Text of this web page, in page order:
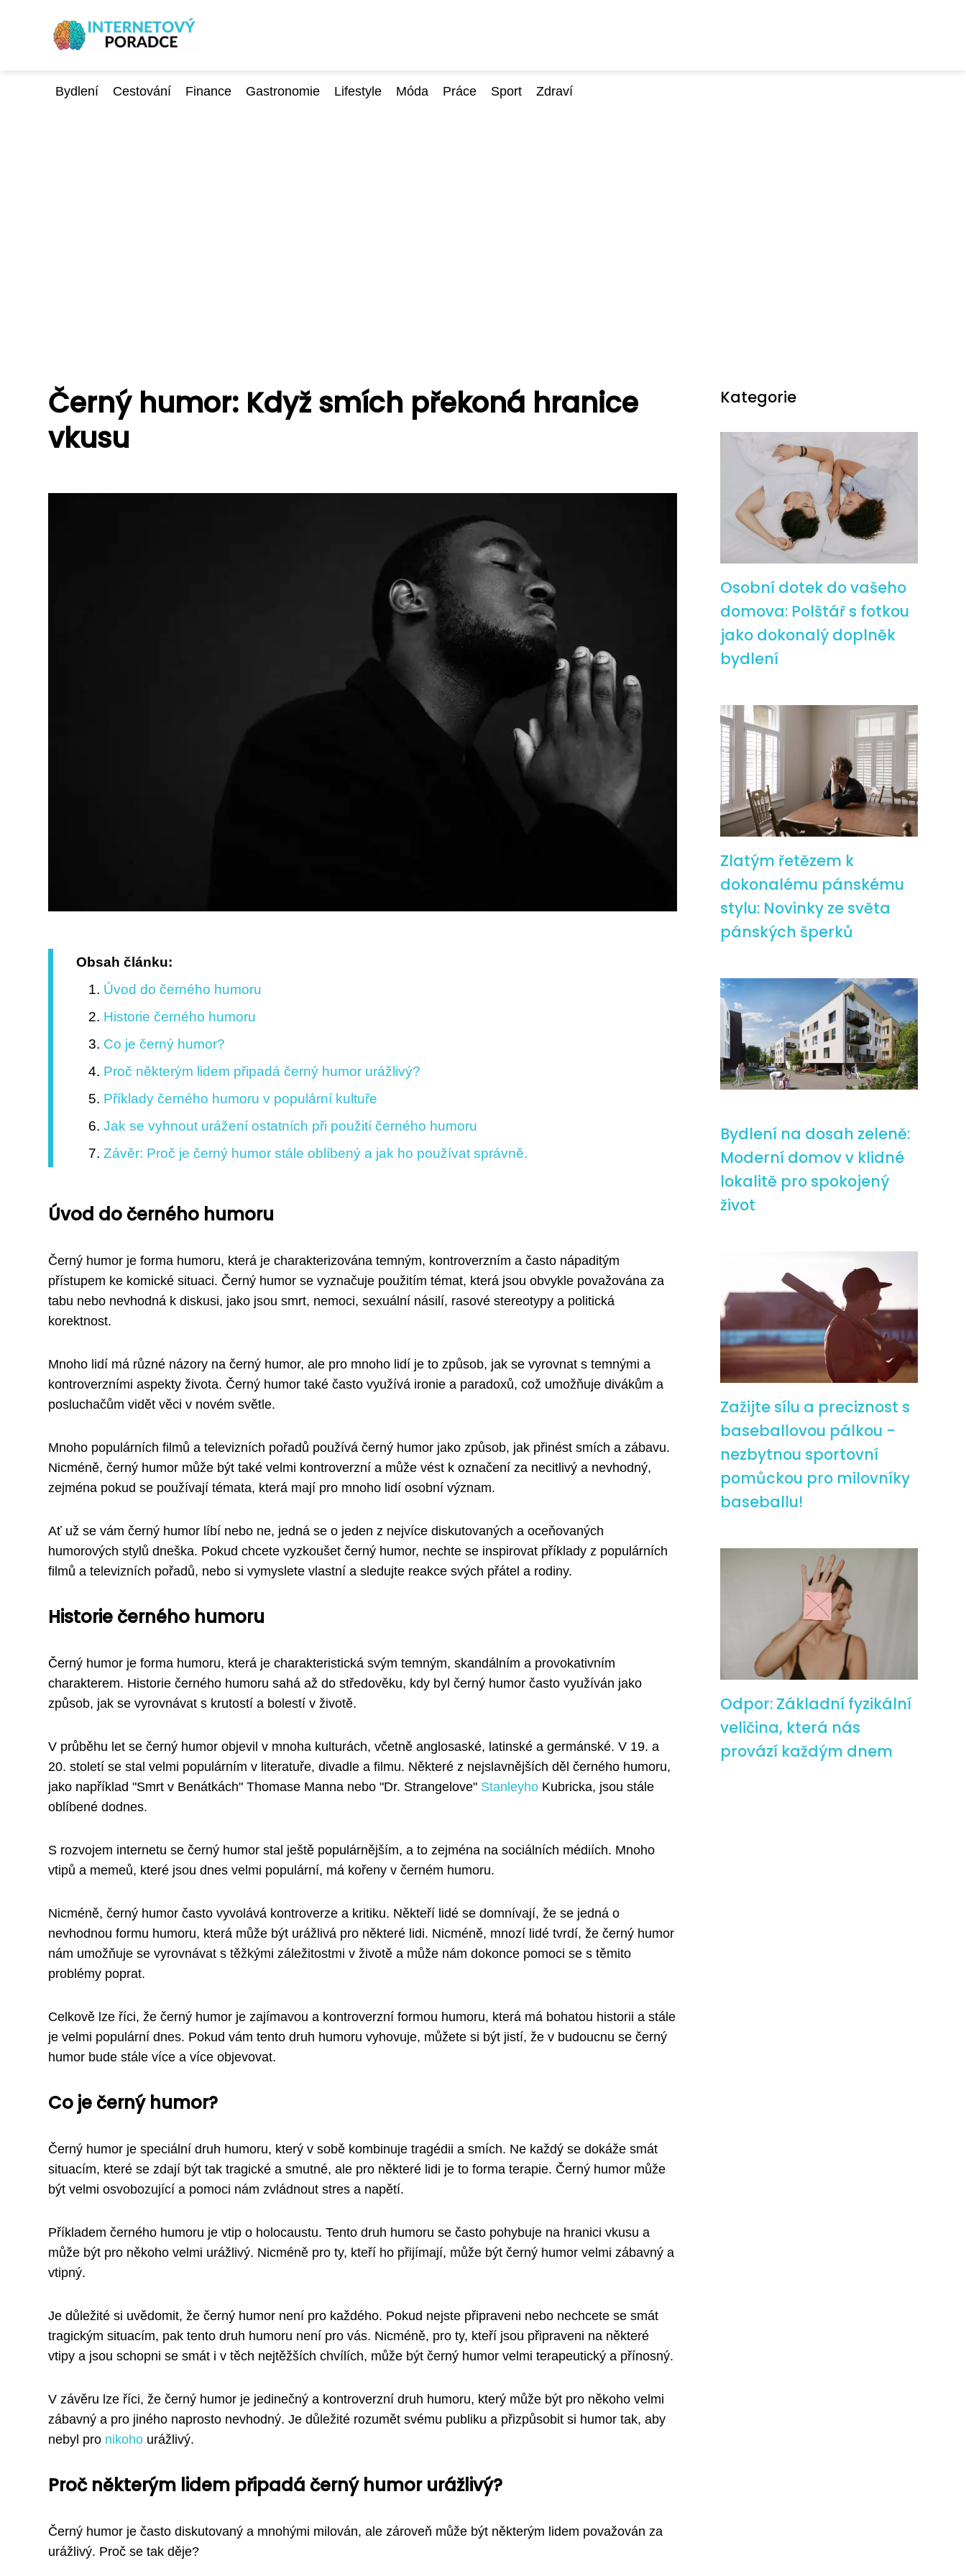
Bydlení Cestování Finance Gastronomie Lifestyle Móda Práce Sport Zdraví
Černý humor: Když smích překoná hranice
vkusu
Obsah článku:
Úvod do černého humoru
Historie černého humoru
Co je černý humor?
Proč některým lidem připadá černý humor urážlivý?
Příklady černého humoru v populární kultuře
Jak se vyhnout urážení ostatních při použití černého humoru
Závěr: Proč je černý humor stále oblíbený a jak ho používat správně.
Úvod do černého humoru
Černý humor je forma humoru, která je charakterizována temným, kontroverzním a často nápaditým
přístupem ke komické situaci. Černý humor se vyznačuje použitím témat, která jsou obvykle považována za
tabu nebo nevhodná k diskusi, jako jsou smrt, nemoci, sexuální násilí, rasové stereotypy a politická
korektnost.
Mnoho lidí má různé názory na černý humor, ale pro mnoho lidí je to způsob, jak se vyrovnat s temnými a
kontroverzními aspekty života. Černý humor také často využívá ironie a paradoxů, což umožňuje divákům a
posluchačům vidět věci v novém světle.
Mnoho populárních filmů a televizních pořadů používá černý humor jako způsob, jak přinést smích a zábavu.
Nicméně, černý humor může být také velmi kontroverzní a může vést k označení za necitlivý a nevhodný,
zejména pokud se používají témata, která mají pro mnoho lidí osobní význam.
Ať už se vám černý humor líbí nebo ne, jedná se o jeden z nejvíce diskutovaných a oceňovaných
humorových stylů dneška. Pokud chcete vyzkoušet černý humor, nechte se inspirovat příklady z populárních
filmů a televizních pořadů, nebo si vymyslete vlastní a sledujte reakce svých přátel a rodiny.
Historie černého humoru
Černý humor je forma humoru, která je charakteristická svým temným, skandálním a provokativním
charakterem. Historie černého humoru sahá až do středověku, kdy byl černý humor často využíván jako
způsob, jak se vyrovnávat s krutostí a bolestí v životě.
V průběhu let se černý humor objevil v mnoha kulturách, včetně anglosaské, latinské a germánské. V 19. a
20. století se stal velmi populárním v literatuře, divadle a filmu. Některé z nejslavnějších děl černého humoru,
jako například "Smrt v Benátkách" Thomase Manna nebo "Dr. Strangelove" Stanleyho Kubricka, jsou stále
oblíbené dodnes.
S rozvojem internetu se černý humor stal ještě populárnějším, a to zejména na sociálních médiích. Mnoho
vtipů a memeů, které jsou dnes velmi populární, má kořeny v černém humoru.
Nicméně, černý humor často vyvolává kontroverze a kritiku. Někteří lidé se domnívají, že se jedná o
nevhodnou formu humoru, která může být urážlivá pro některé lidi. Nicméně, mnozí lidé tvrdí, že černý humor
nám umožňuje se vyrovnávat s těžkými záležitostmi v životě a může nám dokonce pomoci se s těmito
problémy poprat.
Celkově lze říci, že černý humor je zajímavou a kontroverzní formou humoru, která má bohatou historii a stále
je velmi populární dnes. Pokud vám tento druh humoru vyhovuje, můžete si být jistí, že v budoucnu se černý
humor bude stále více a více objevovat.
Co je černý humor?
Černý humor je speciální druh humoru, který v sobě kombinuje tragédii a smích. Ne každý se dokáže smát
situacím, které se zdají být tak tragické a smutné, ale pro některé lidi je to forma terapie. Černý humor může
být velmi osvobozující a pomoci nám zvládnout stres a napětí.
Příkladem černého humoru je vtip o holocaustu. Tento druh humoru se často pohybuje na hranici vkusu a
může být pro někoho velmi urážlivý. Nicméně pro ty, kteří ho přijímají, může být černý humor velmi zábavný a
vtipný.
Je důležité si uvědomit, že černý humor není pro každého. Pokud nejste připraveni nebo nechcete se smát
tragickým situacím, pak tento druh humoru není pro vás. Nicméně, pro ty, kteří jsou připraveni na některé
vtipy a jsou schopni se smát i v těch nejtěžších chvílích, může být černý humor velmi terapeutický a přínosný.
V závěru lze říci, že černý humor je jedinečný a kontroverzní druh humoru, který může být pro někoho velmi
zábavný a pro jiného naprosto nevhodný. Je důležité rozumět svému publiku a přizpůsobit si humor tak, aby
nebyl pro nikoho urážlivý.
Proč některým lidem připadá černý humor urážlivý?
Černý humor je často diskutovaný a mnohými milován, ale zároveň může být některým lidem považován za
urážlivý. Proč se tak děje?
Kategorie
Osobní dotek do vašeho
domova: Polštář s fotkou
jako dokonalý doplněk
bydlení
Zlatým řetězem k
dokonalému pánskému
stylu: Novinky ze světa
pánských šperků
Bydlení na dosah zeleně:
Moderní domov v klidné
lokalitě pro spokojený
život
Zažijte sílu a preciznost s
baseballovou pálkou -
nezbytnou sportovní
pomůckou pro milovníky
baseballu!
Odpor: Základní fyzikální
veličina, která nás
provází každým dnem